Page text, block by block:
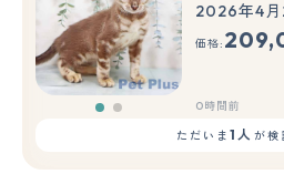
もっと見
2026年4月
価格:
0時間前
ただいま1人 が検